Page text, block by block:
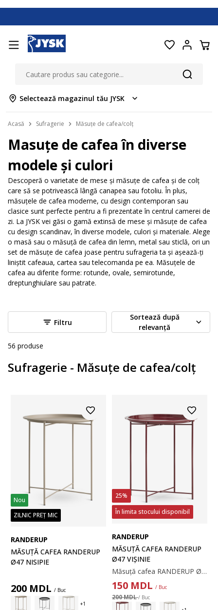
Selectează magazinul tău JYSK
Acasă Sufragerie Măsuțe de cafea/colț
Masuțe de cafea în diverse
modele și culori
Descoperă o varietate de mese și măsuțe de cafea și de colț
care să se potrivească lângă canapea sau fotoliu. În plus,
măsuțele de cafea moderne, cu design contemporan sau
clasice sunt perfecte pentru a fi prezentate în centrul camerei de
zi. La JYSK vei găsi o gamă extinsă de mese și măsuțe de cafea
cu design scandinav, în diverse modele, culori și materiale. Alege
o masă sau o măsuță de cafea din lemn, metal sau sticlă, ori un
set de măsuțe de cafea joase pentru sufrageria ta și așează-ți
liniștit cafeaua, cartea sau telecomanda pe ea. Măsuțele de
cafea au diferite forme: rotunde, ovale, semirotunde,
dreptunghiulare sau patrate.
Filtru
Sortează după
relevanță
56 produse
Sufragerie - Măsuțe de cafea/colț
Nou
ZILNIC PREȚ MIC
RANDERUP
MĂSUȚĂ CAFEA RANDERUP
Ø47 NISIPIE
200 MDL / Buc
25%
În limita stocului disponibil
RANDERUP
MĂSUȚĂ CAFEA RANDERUP
Ø47 VIȘINIE
Măsuță cafea RANDERUP Ø47 vișinie
150 MDL / Buc
200 MDL/ Buc